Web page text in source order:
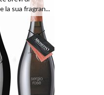
la sua fragran...